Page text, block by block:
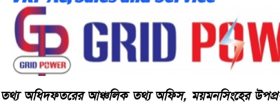
তথ্য অধিদফতরের আঞ্চলিক তথ্য অফিস, ময়মনসিংহের